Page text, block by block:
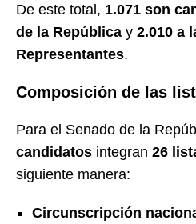
De este total, 1.071 son
de la República y 2.010 a
Representantes.
Composición de las
Para el Senado de la
candidatos integran 26
siguiente manera:
Circunscripción